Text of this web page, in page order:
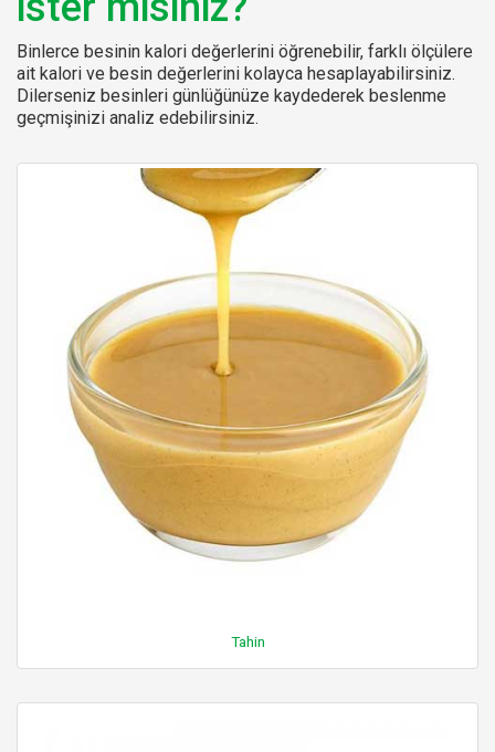
Binlerce besinin kalori değerlerini öğrenebilir, farklı ölçülere
ait kalori ve besin değerlerini kolayca hesaplayabilirsiniz.
Dilerseniz besinleri günlüğünüze kaydederek beslenme
geçmişinizi analiz edebilirsiniz.
Tahin